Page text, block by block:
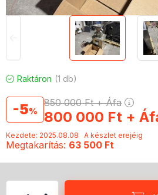
Raktáron 1 db
5 850 000Ft+ Áfa
800 000 Ft +
Kezdete: 2025.08.08 A készlet erejéig
Megtakarítás 63 500 Ft